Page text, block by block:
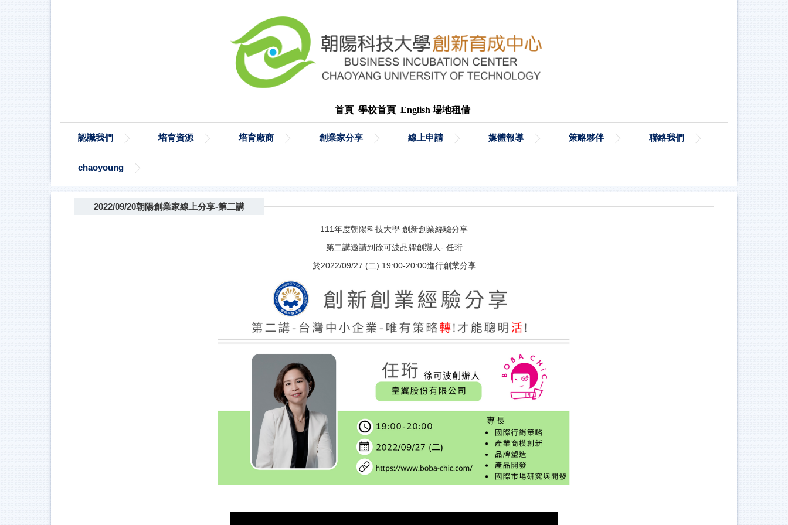
首頁 學校首頁 English 場地租借
認識我們 培育資源 培育廠商 創業家分享 線上申請 媒體報導 策略夥伴 聯絡我們
chaoyoung
2022/09/20朝陽創業家線上分享-第二講
111年度朝陽科技大學 創新創業經驗分享
第二講邀請到徐可波品牌創辦人- 任珩
於2022/09/27 (二) 19:00-20:00進行創業分享